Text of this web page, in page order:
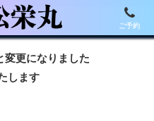
変更になりました
します
ご予約